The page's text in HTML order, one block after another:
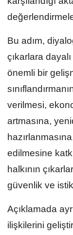
Bu adım,
çıkarlara
önemli bir
verilmesi,
artmasına,
edilmesine
halkının
güvenlik ve
Açıklamada
ilişkilerini